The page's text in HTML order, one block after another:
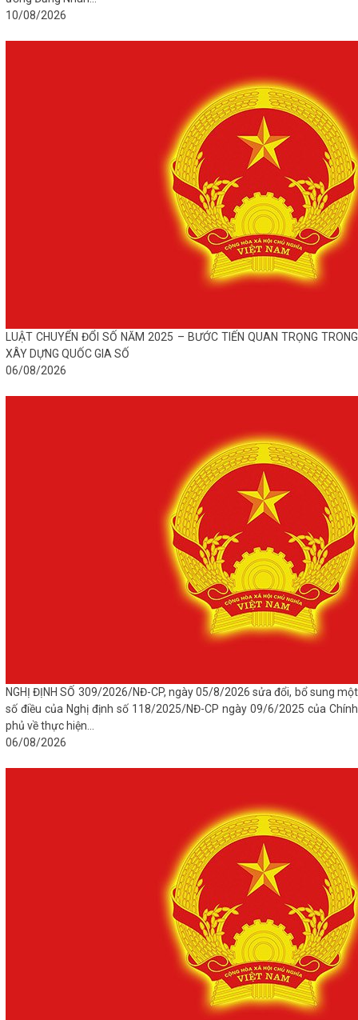
10/08/2026
LUẬT CHUYỂN ĐỔI SỐ NĂM 2025 – BƯỚC TIẾN QUAN TRỌNG TRONG
XÂY DỰNG QUỐC GIA SỐ
06/08/2026
NGHỊ ĐỊNH SỐ 309/2026/NĐ-CP, ngày 05/8/2026 sửa đổi, bổ sung một
số điều của Nghị định số 118/2025/NĐ-CP ngày 09/6/2025 của Chính
phủ về thực hiện...
06/08/2026